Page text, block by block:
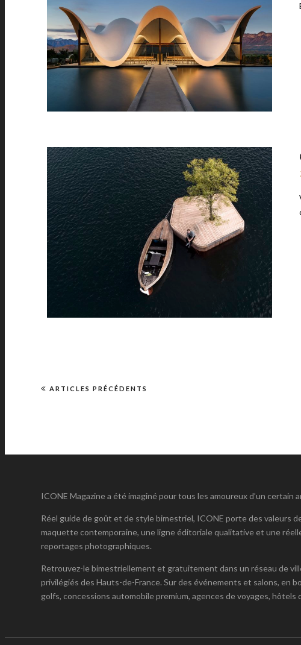
ARTICLES PRÉCÉDENTS
ICONE Magazine a été imaginé pour tous les amoureux d’un certain
Réel guide de goût et de style bimestriel, ICONE porte des valeurs
maquette contemporaine, une ligne éditoriale qualitative et une
reportages photographiques.
Retrouvez-le bimestriellement et gratuitement dans un réseau de
privilégiés des Hauts-de-France. Sur des événements et salons, en
golfs, concessions automobile premium, agences de voyages, hôtels